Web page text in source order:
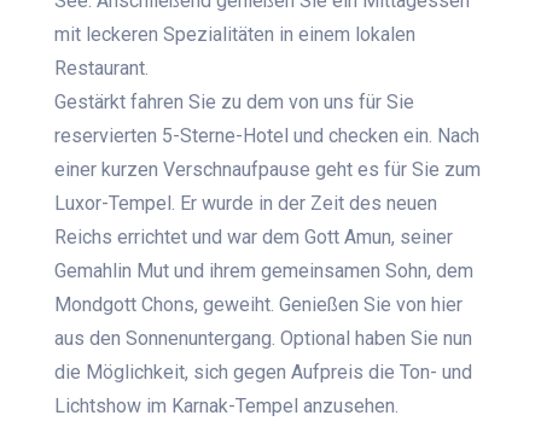
mit leckeren Spezialitäten in einem lokalen
Restaurant.
Gestärkt fahren Sie zu dem von uns für Sie
reservierten 5-Sterne-Hotel und checken ein. Nach
einer kurzen Verschnaufpause geht es für Sie zum
Luxor-Tempel. Er wurde in der Zeit des neuen
Reichs errichtet und war dem Gott Amun, seiner
Gemahlin Mut und ihrem gemeinsamen Sohn, dem
Mondgott Chons, geweiht. Genießen Sie von hier
aus den Sonnenuntergang. Optional haben Sie nun
die Möglichkeit, sich gegen Aufpreis die Ton- und
Lichtshow im Karnak-Tempel anzusehen.